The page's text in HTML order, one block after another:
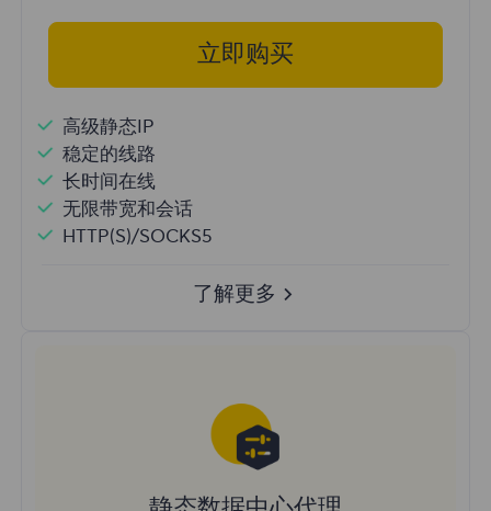
立即购买
高级静态IP
稳定的线路
长时间在线
无限带宽和会话
HTTP(S)/SOCKS5
了解更多